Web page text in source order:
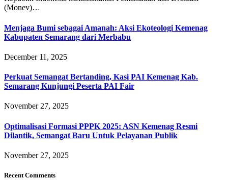
(Monev)…
Menjaga Bumi sebagai Amanah: Aksi Ekoteologi Kemenag
Kabupaten Semarang dari Merbabu
December 11, 2025
Perkuat Semangat Bertanding, Kasi PAI Kemenag Kab.
Semarang Kunjungi Peserta PAI Fair
November 27, 2025
Optimalisasi Formasi PPPK 2025: ASN Kemenag Resmi
Dilantik, Semangat Baru Untuk Pelayanan Publik
November 27, 2025
Recent Comments